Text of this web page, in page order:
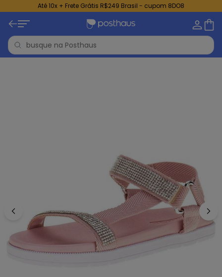
Até 10x + Frete Grátis R$249 Brasil - cupom 8DO8